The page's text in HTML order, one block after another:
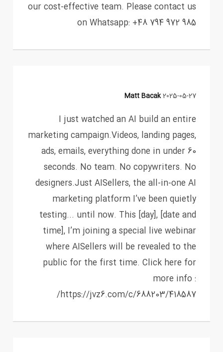
our cost-effective team. Please contact us
on Whatsapp: +48 794 972 985
Matt Bacak2025-05-27
I just watched an AI build an entire
marketing campaign.Videos, landing pages,
ads, emails, everything done in under 60
seconds. No team. No copywriters. No
designers.Just AISellers, the all-in-one AI
marketing platform I’ve been quietly
testing... until now. This [day], [date and
time], I’m joining a special live webinar
where AISellers will be revealed to the
public for the first time. Click here for
more info :
https://jvz6.com/c/688203/418587/